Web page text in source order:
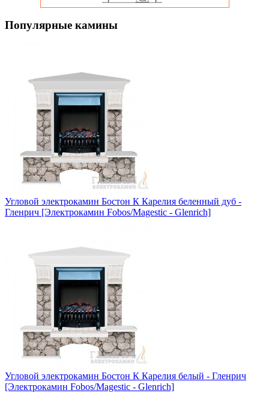
Популярные камины
Угловой электрокамин Бостон К Карелия беленный дуб -
Гленрич [Электрокамин Fobos/Magestic - Glenrich]
Угловой электрокамин Бостон К Карелия белый - Гленрич
[Электрокамин Fobos/Magestic - Glenrich]